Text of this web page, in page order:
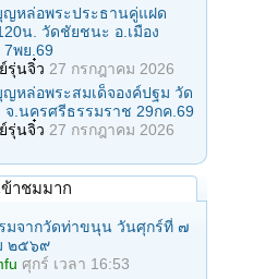
ญหล่อพระประธานคู่แฝด
น. วัดชัยชนะ อ.เมือง
พย.69
รุ่นจิ๋ว 27 กรกฎาคม 2026
หล่อพระสมเด็จองค์ปฐม วัด
จ.นครศรีธรรมราช 29กค.69
รุ่นจิ๋ว 27 กรกฎาคม 2026
ข้าชมมาก
รมจากวัดท่าขนุน วันศุกร์ที่ ๗
๒๕๖๙
ศุกร์ เวลา 16:53